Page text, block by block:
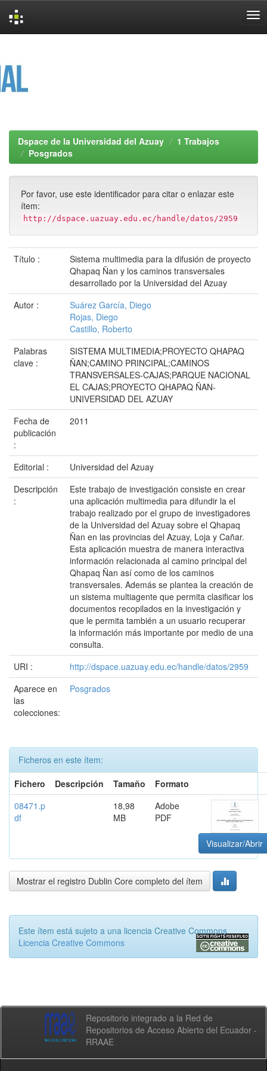
Dspace de la Universidad del Azuay
1 Trabajos
Posgrados
Por favor, use este identificador para citar o enlazar este
ítem:
http://dspace.uazuay.edu.ec/handle/datos/2959
Título :
Sistema multimedia para la difusión de proyecto
Qhapaq Ñan y los caminos transversales
desarrollado por la Universidad del Azuay
Autor :
Suárez García, Diego
Rojas, Diego
Castillo, Roberto
Palabras
clave :
SISTEMA MULTIMEDIA;PROYECTO QHAPAQ
ÑAN;CAMINO PRINCIPAL;CAMINOS
TRANSVERSALES-CAJAS;PARQUE NACIONAL
EL CAJAS;PROYECTO QHAPAQ ÑAN-
UNIVERSIDAD DEL AZUAY
Fecha de
publicación
:
2011
Editorial :
Universidad del Azuay
Descripción
:
Este trabajo de investigación consiste en crear
una aplicación multimedia para difundir la el
trabajo realizado por el grupo de investigadores
de la Universidad del Azuay sobre el Qhapaq
Ñan en las provincias del Azuay, Loja y Cañar.
Esta aplicación muestra de manera interactiva
información relacionada al camino principal del
Qhapaq Ñan así como de los caminos
transversales. Además se plantea la creación de
un sistema multiagente que permita clasificar los
documentos recopilados en la investigación y
que le permita también a un usuario recuperar
la información más importante por medio de una
consulta.
URI :
http://dspace.uazuay.edu.ec/handle/datos/2959
Aparece en
las
colecciones:
Posgrados
Ficheros en este ítem:
Fichero
Descripción Tamaño
Formato
08471.p
df
18,98
MB
Adobe
PDF
Visualizar/Abrir
Mostrar el registro Dublin Core completo del ítem
Este ítem está sujeto a una licencia Creative Commons
Licencia Creative Commons
Repositorio integrado a la Red de
Repositorios de Acceso Abierto del Ecuador -
RRAAE